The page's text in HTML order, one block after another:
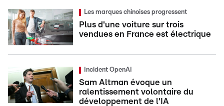
Les marques chinoises progressent
Plus d'une voiture sur trois
vendues en France est électrique
Incident OpenAI
Sam Altman évoque un
ralentissement volontaire du
développement de l'IA